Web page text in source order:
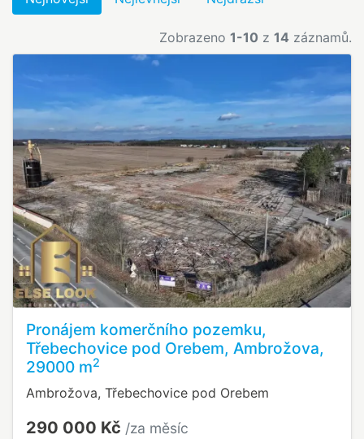
Zobrazeno 1-10 z 14 záznamů.
Pronájem komerčního pozemku,
Třebechovice pod Orebem, Ambrožova,
29000 m2
Ambrožova, Třebechovice pod Orebem
290 000 Kč /za měsíc